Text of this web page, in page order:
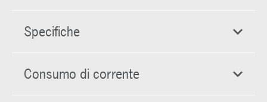
Specifiche
Consumo di corrente